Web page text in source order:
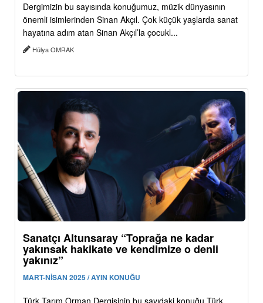
Dergimizin bu sayısında konuğumuz, müzik dünyasının
önemli isimlerinden Sinan Akçıl. Çok küçük yaşlarda sanat
hayatına adım atan Sinan Akçıl’la çocukl...
Hülya OMRAK
Sanatçı Altunsaray “Toprağa ne kadar
yakınsak hakikate ve kendimize o denli
yakınız”
MART-NİSAN 2025 / AYIN KONUĞU
Türk Tarım Orman Dergisinin bu sayıdaki konuğu Türk